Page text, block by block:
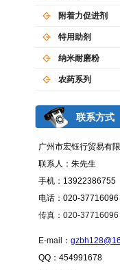
附着力促进剂
特用助剂
纳米耐磨粉
农药系列
联系方式
广州市宏钰行贸易有
联系人：朱先生
手机：13922386755
电话：020-37716096
传真：020-37716096
E-mail ：
QQ：454991678